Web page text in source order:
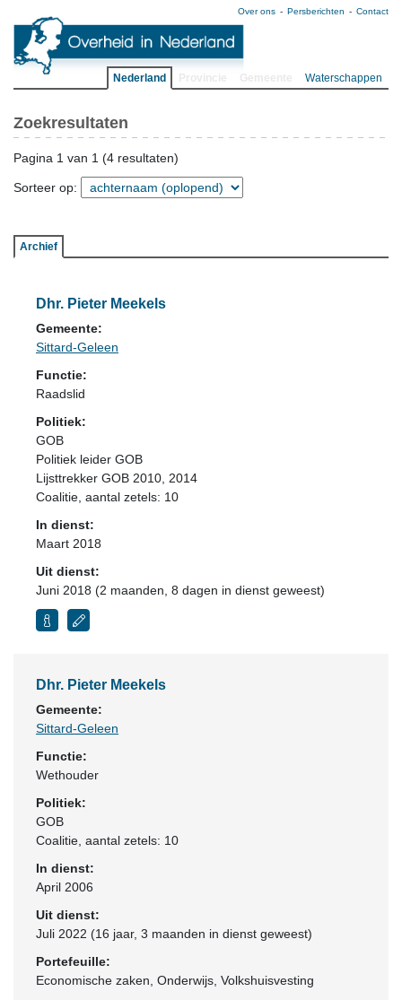
Over ons Persberichten Contact
Nederland Waterschappen
Zoekresultaten
Pagina 1 van 1 (4 resultaten)
Sorteer op:
Archief
Dhr. Pieter Meekels
Gemeente:
Sittard-Geleen
Functie:
Raadslid
Politiek:
GOB
Politiek leider GOB
Lijsttrekker GOB 2010, 2014
Coalitie , aantal zetels: 10
In dienst:
Maart 2018
Uit dienst:
Juni 2018 (2 maanden, 8 dagen in dienst geweest)
Dhr. Pieter Meekels
Gemeente:
Sittard-Geleen
Functie:
Wethouder
Politiek:
GOB
Coalitie , aantal zetels: 10
In dienst:
April 2006
Uit dienst:
Juli 2022 (16 jaar, 3 maanden in dienst geweest)
Portefeuille:
Economische zaken, Onderwijs, Volkshuisvesting